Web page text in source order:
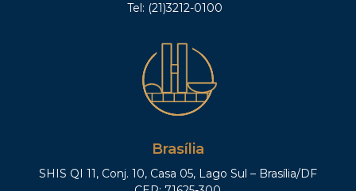
Tel: (21)3212-0100
Brasília
SHIS QI 11, Conj. 10, Casa 05, Lago Sul – Brasília/DF